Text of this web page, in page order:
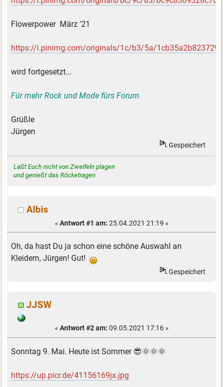
Flowerpower März '21
https://i.pinimg.com/originals/1c/b3/5a/
wird fortgesetzt...
Für mehr Rock und Mode fürs Forum
Grüßle
Jürgen
Gespeichert
Laßt Euch nicht von Zweifeln plagen
und genießt das Röcketragen
Albis
« Antwort #1 am: 25.04.2021 21:19 »
Oh, da hast Du ja schon eine schöne Auswahl an
Kleidern, Jürgen! Gut!
Gespeichert
JJSW
« Antwort #2 am: 09.05.2021 17:16 »
Sonntag 9. Mai. Heute ist Sommer 😎🌞🌞🌞
https://up.picr.de/41156169jx.jpg